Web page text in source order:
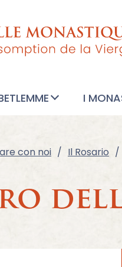
I
con noi Il Rosario